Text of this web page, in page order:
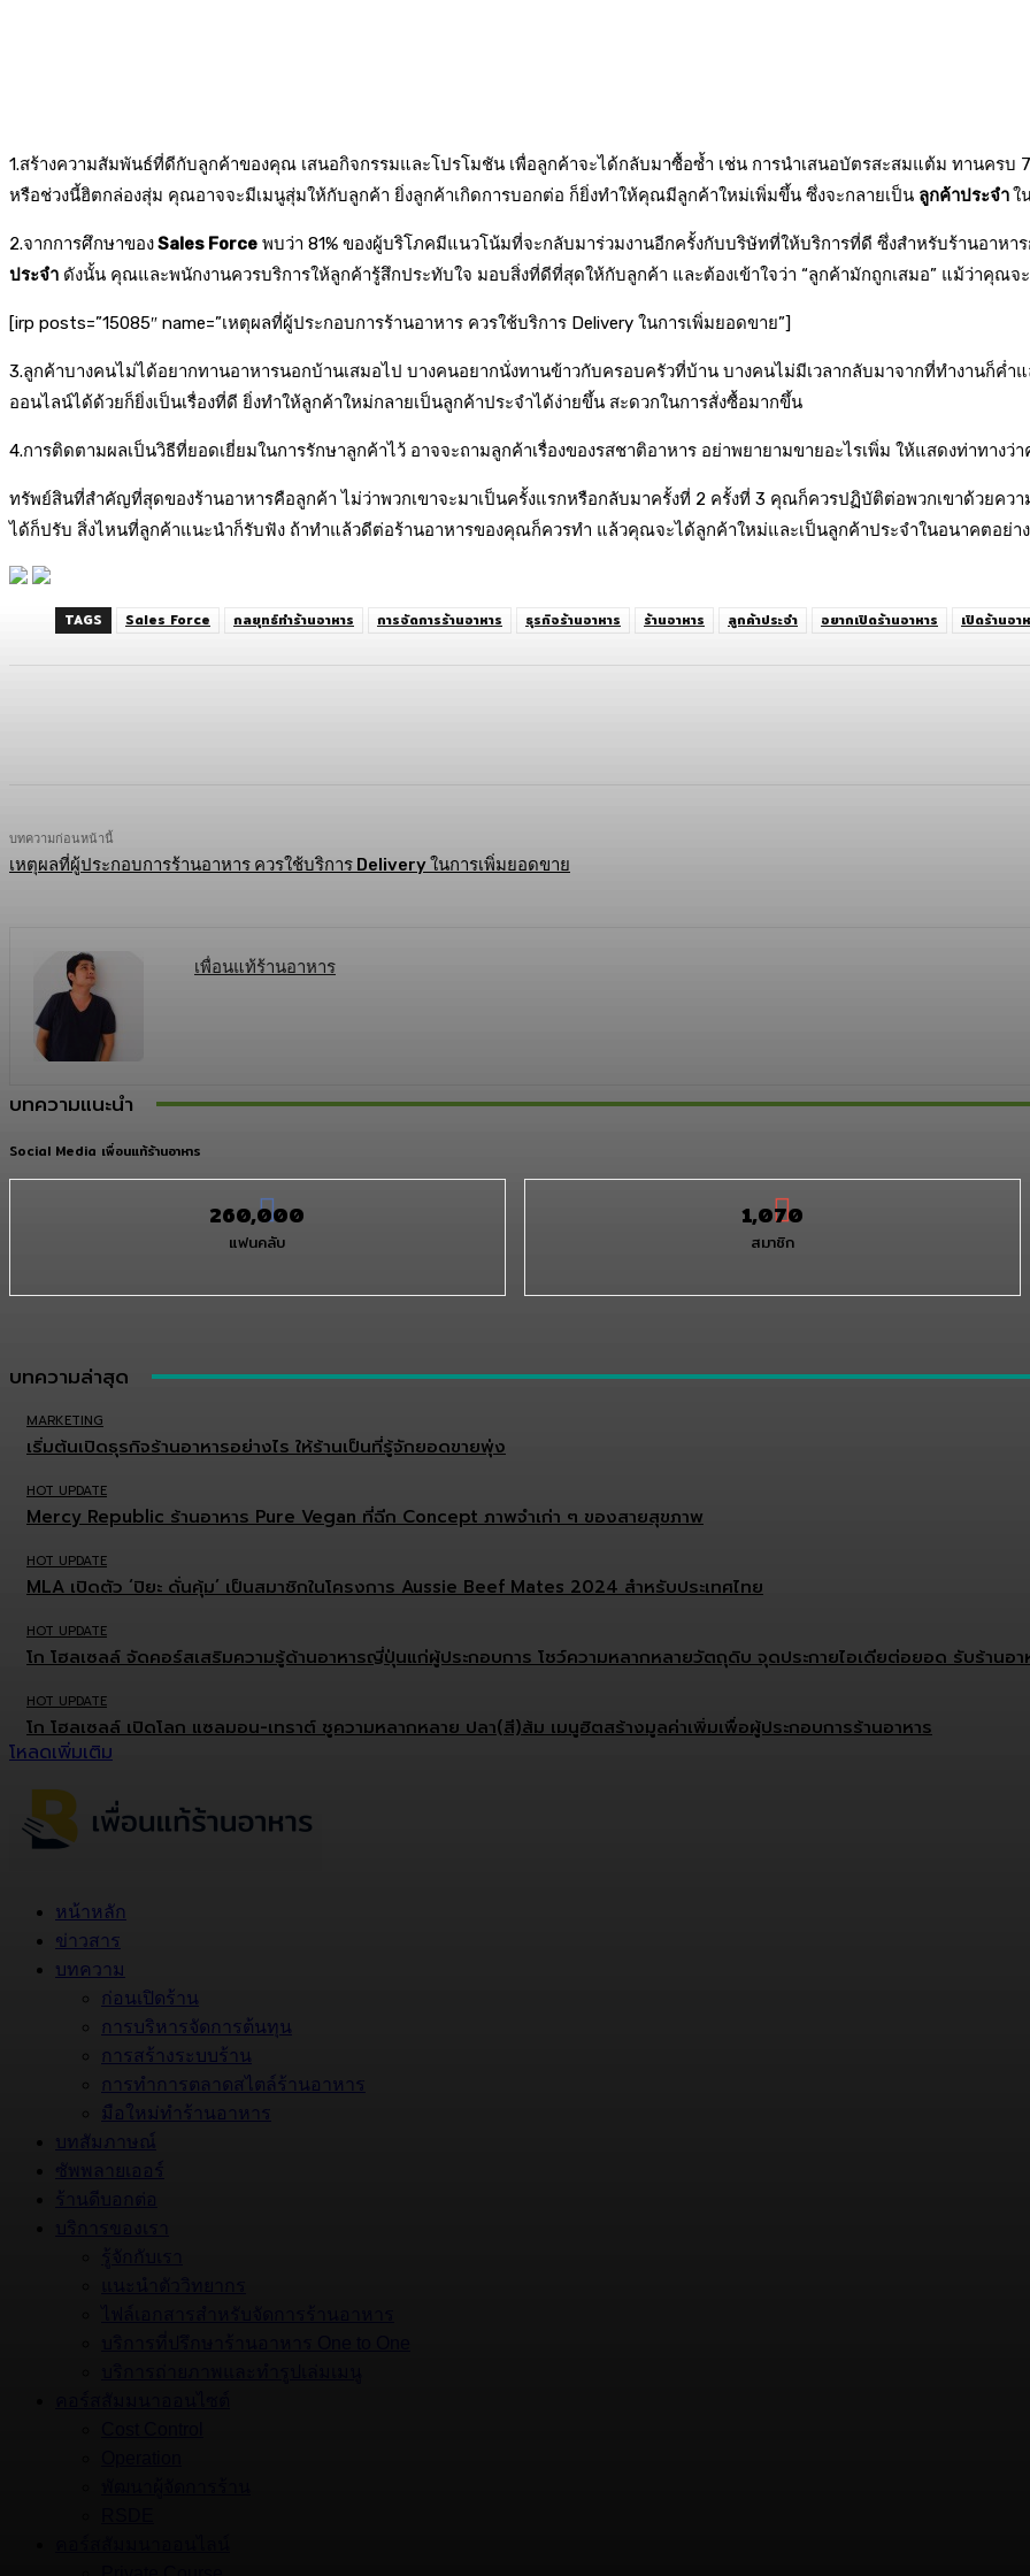
1.สร้างความสัมพันธ์ที่ดีกับลูกค้าของคุณ เสนอกิจกรรมและโปรโมชัน เพื่อลูกค้าจะได้กลับมาซื้อซ้ำ เช่น การนำเสนอบัตรสะสมแต้ม ทานครบ
หรือช่วงนี้ฮิตกล่องสุ่ม คุณอาจจะมีเมนูสุ่มให้กับลูกค้า ยิ่งลูกค้าเกิดการบอกต่อ ก็ยิ่งทำให้คุณมีลูกค้าใหม่เพิ่มขึ้น ซึ่งจะกลายเป็น ลูกค้าประจำใ
2.จากการศึกษาของSales Force พบว่า 81% ของผู้บริโภคมีแนวโน้มที่จะกลับมาร่วมงานอีกครั้งกับบริษัทที่ให้บริการที่ดี ซึ่งสำหรับร้านอาหา
ประจำ ดังนั้น คุณและพนักงานควรบริการให้ลูกค้ารู้สึกประทับใจ มอบสิ่งที่ดีที่สุดให้กับลูกค้า และต้องเข้าใจว่า “ลูกค้ามักถูกเสมอ” แม้ว่าคุณจ
[irp posts=”15085″ name=”เหตุผลที่ผู้ประกอบการร้านอาหาร ควรใช้บริการ Delivery ในการเพิ่มยอดขาย”]
3.ลูกค้าบางคนไม่ได้อยากทานอาหารนอกบ้านเสมอไป บางคนอยากนั่งทานข้าวกับครอบครัวที่บ้าน บางคนไม่มีเวลากลับมาจากที่ทำงานก็ค่
ออนไลน์ได้ด้วยก็ยิ่งเป็นเรื่องที่ดี ยิ่งทำให้ลูกค้าใหม่กลายเป็นลูกค้าประจำได้ง่ายขึ้น สะดวกในการสั่งซื้อมากขึ้น
4.การติดตามผลเป็นวิธีที่ยอดเยี่ยมในการรักษาลูกค้าไว้ อาจจะถามลูกค้าเรื่องของรสชาติอาหาร อย่าพยายามขายอะไรเพิ่ม ให้แสดงท่าทางว่
ทรัพย์สินที่สำคัญที่สุดของร้านอาหารคือลูกค้า ไม่ว่าพวกเขาจะมาเป็นครั้งแรกหรือกลับมาครั้งที่ 2 ครั้งที่ 3 คุณก็ควรปฏิบัติต่อพวกเขาด้วยควา
ได้ก็ปรับ สิ่งไหนที่ลูกค้าแนะนำก็รับฟัง ถ้าทำแล้วดีต่อร้านอาหารของคุณก็ควรทำ แล้วคุณจะได้ลูกค้าใหม่และเป็นลูกค้าประจำในอนาคตอย่า
TAGS Sales Force กลยุทธ์ทำร้านอาหาร การจัดการร้านอาหาร ธุรกิจร้านอาหาร ร้านอาหาร ลูกค้าประจำ อยากเปิดร้านอาหาร เปิดร้านอา
บทความก่อนหน้านี้
เหตุผลที่ผู้ประกอบการร้านอาหาร ควรใช้บริการ Delivery ในการเพิ่มยอดขาย
เพื่อนแท้ร้านอาหาร
บทความแนะนำ
Social Media เพื่อนแท้ร้านอาหาร
260,000
แฟนคลับ
1,070
สมาชิก
บทความล่าสุด
MARKETING
เริ่มต้นเปิดธุรกิจร้านอาหารอย่างไร ให้ร้านเป็นที่รู้จักยอดขายพุ่ง
HOT UPDATE
Mercy Republic ร้านอาหาร Pure Vegan ที่ฉีก Concept ภาพจำเก่า ๆ ของสายสุขภาพ
HOT UPDATE
MLA เปิดตัว ‘ปิยะ ดั่นคุ้ม’ เป็นสมาชิกในโครงการ Aussie Beef Mates 2024 สำหรับประเทศไทย
HOT UPDATE
โก โฮลเซลล์ จัดคอร์สเสริมความรู้ด้านอาหารญี่ปุ่นแก่ผู้ประกอบการ โชว์ความหลากหลายวัตถุดิบ จุดประกายไอเดียต่อยอด รับร้านอ
HOT UPDATE
โก โฮลเซลล์ เปิดโลก แซลมอน-เทราต์ ชูความหลากหลาย ปลา(สี)ส้ม เมนูฮิตสร้างมูลค่าเพิ่มเพื่อผู้ประกอบการร้านอาหาร
โหลดเพิ่มเติม
หน้าหลัก
ข่าวสาร
บทความ
ก่อนเปิดร้าน
การบริหารจัดการต้นทุน
การสร้างระบบร้าน
การทำการตลาดสไตล์ร้านอาหาร
มือใหม่ทำร้านอาหาร
บทสัมภาษณ์
ซัพพลายเออร์